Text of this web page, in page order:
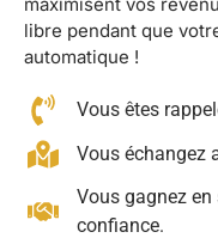
libre pendant que
automatique !
Vous êtes
Vous échangez
Vous gagnez
confiance.